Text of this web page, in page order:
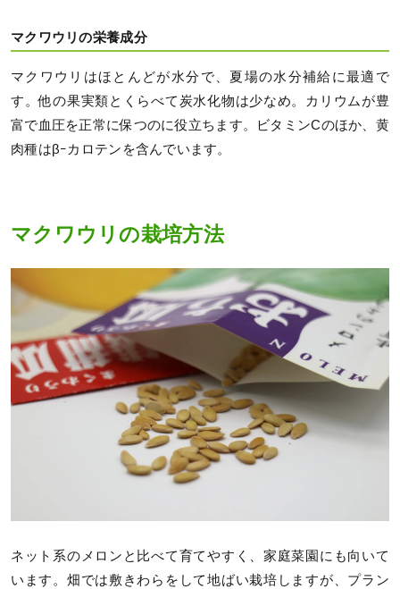
マクワウリの栄養成分
マクワウリはほとんどが水分で、夏場の水分補給に最適で
す。他の果実類とくらべて炭水化物は少なめ。カリウムが豊
富で血圧を正常に保つのに役立ちます。ビタミンCのほか、黄
肉種はβｰカロテンを含んでいます。
マクワウリの栽培方法
ネット系のメロンと比べて育てやすく、家庭菜園にも向いて
います。畑では敷きわらをして地ばい栽培しますが、プラン